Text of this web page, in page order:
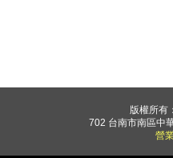
版權所有
702 台南市南區中
營